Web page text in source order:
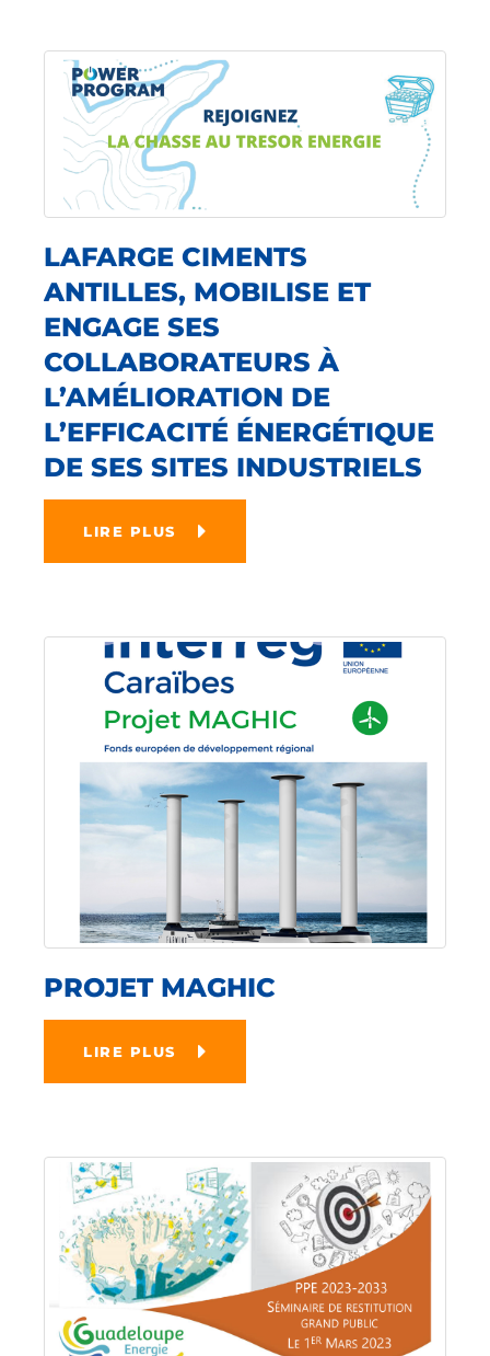
LAFARGE CIMENTS
ANTILLES, MOBILISE ET
ENGAGE SES
COLLABORATEURS À
L’AMÉLIORATION DE
L’EFFICACITÉ ÉNERGÉTIQUE
DE SES SITES INDUSTRIELS
LIRE PLUS
PROJET MAGHIC
LIRE PLUS